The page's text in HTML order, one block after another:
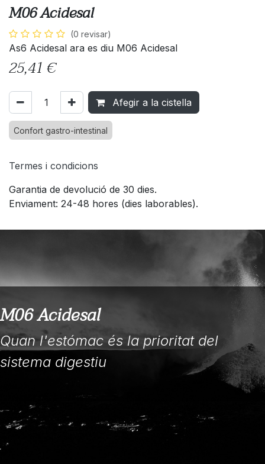
M06 Acidesal
(0 revisar)
As6 Acidesal ara es diu M06 Acidesal
25,41€
Afegir a la cistella
Confort gastro-intestinal
Termes i condicions
Garantia de devolució de 30 dies.
Enviament: 24-48 hores (dies laborables).
M06 Acidesal
Quan l'estómac és la prioritat del
sistema digestiu